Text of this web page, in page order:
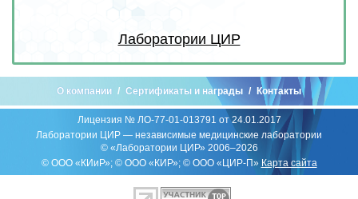
Лаборатории ЦИР
О компании Сертификаты и награды Контакты
Лицензия № ЛО-77-01-013791 от 24.01.2017
Лаборатории ЦИР — независимые медицинские лаборатории
© «Лаборатории ЦИР» 2006–2026
© ООО «КИиР»; © ООО «КИР»; © ООО «ЦИР-П» Карта сайта